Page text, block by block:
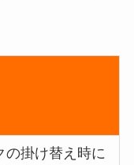
の掛け替え時に